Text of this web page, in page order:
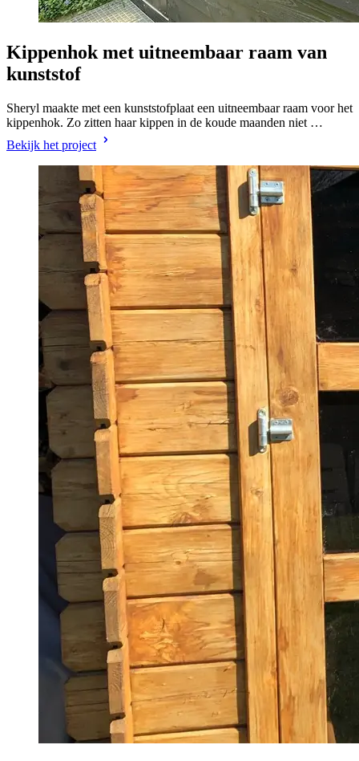
Kippenhok met uitneembaar raam van
kunststof
Sheryl maakte met een kunststofplaat een uitneembaar raam voor het
kippenhok. Zo zitten haar kippen in de koude maanden niet …
Bekijk het project